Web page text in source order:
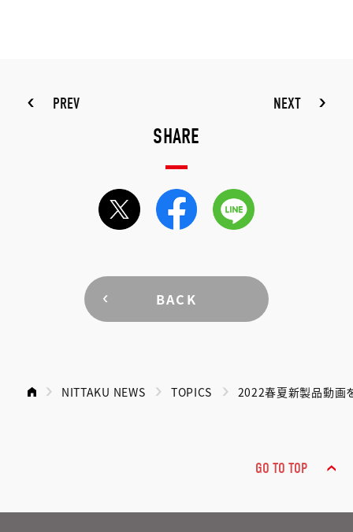
PREV NEXT
SHARE
BACK
NITTAKU NEWS TOPICS 2022春夏新製品動画
GO TO TOP